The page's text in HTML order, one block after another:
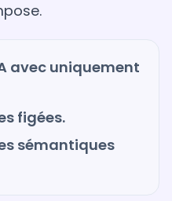
avec uniquement
figées.
sémantiques